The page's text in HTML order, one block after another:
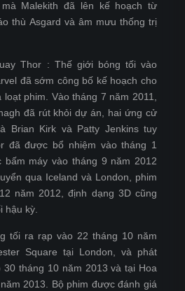
Malekith đã lên kế hoạch từ
thù Asgard và âm mưu thống trị
Thor : Thế giới bóng tối vào
đã sớm công bố kế hoạch cho
phim. Vào tháng 7 năm 2011,
đã rút khỏi dự án, hai ứng cử
Brian Kirk và Patty Jenkins tuy
đã được bổ nhiệm vào tháng 1
bấm máy vào tháng 9 năm 2012
qua Iceland và London, phim
năm 2012, định dạng 3D cũng
hậu kỳ.
tối ra rạp vào 22 tháng 10 năm
Square tại London, và phát
tháng 10 năm 2013 và tại Hoa
2013. Bộ phim được đánh giá